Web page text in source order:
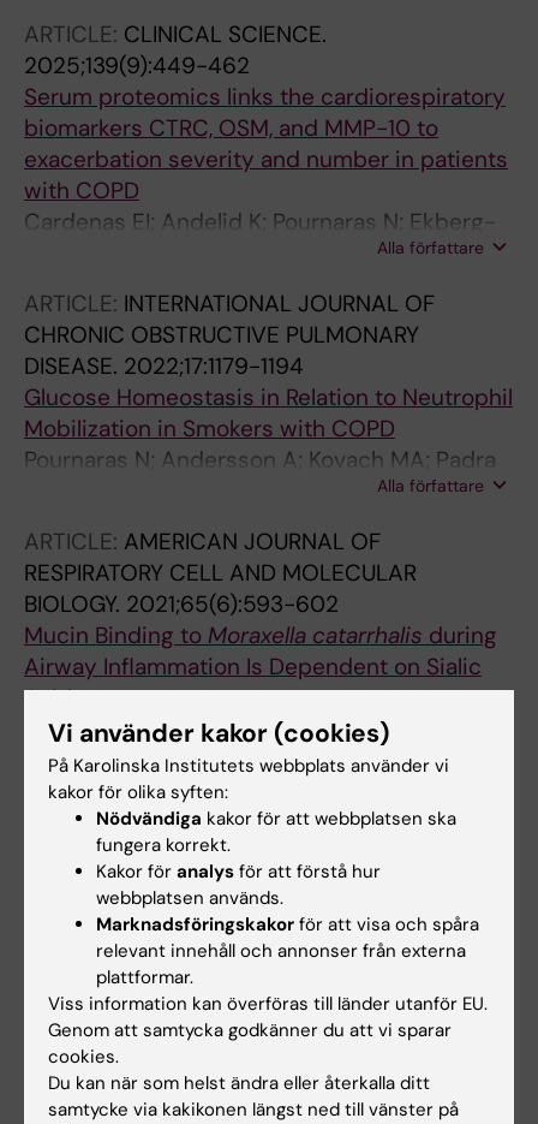
M; Linden A
ARTICLE: CLINICAL SCIENCE.
2025;139(9):449-462
Serum proteomics links the cardiorespiratory
biomarkers CTRC, OSM, and MMP-10 to
exacerbation severity and number in patients
with COPD
Cardenas EI; Andelid K; Pournaras N; Ekberg-
Jansson A; Orsini N; Stratelis G; Jernberg T;
Alla författare
ARTICLE: INTERNATIONAL JOURNAL OF
CHRONIC OBSTRUCTIVE PULMONARY
DISEASE. 2022;17:1179-1194
Glucose Homeostasis in Relation to Neutrophil
Mobilization in Smokers with COPD
Pournaras N; Andersson A; Kovach MA; Padra
M; Che KF; Brundin B; Yoshihara S; Bozinovski
Qvarfordt I; Linden A
Alla författare
ARTICLE: AMERICAN JOURNAL OF
RESPIRATORY CELL AND MOLECULAR
BIOLOGY. 2021;65(6):593-602
Mucin Binding to Moraxella catarrhalis during
Airway Inflammation Is Dependent on Sialic
Acid
Padra M; Benktander J; Padra JT; Andersson A;
Brundin B; Tengvall S; Christenson K; Qvarfordt
I; Gad R; Paulsson M; Pournaras N; Linden A;
Linden SK
Alla författare
Alla övriga publikationer
DOCTORAL THESIS:2025
Innate immunity and its link to clinical
outcomes in smokers with and without COPD
Pournaras N
Forskningsområden:
Vi använder kakor (cookies)
På Karolinska Institutets webbplats använder vi
kakor för olika syften:
Nödvändiga kakor för att webbplatsen ska
fungera korrekt.
Kakor för analys för att förstå hur
webbplatsen används.
Marknadsföringskakor för att visa och spåra
relevant innehåll och annonser från externa
plattformar.
Viss information kan överföras till länder utanför EU.
Genom att samtycka godkänner du att vi sparar
cookies.
Du kan när som helst ändra eller återkalla ditt
samtycke via kakikonen längst ned till vänster på